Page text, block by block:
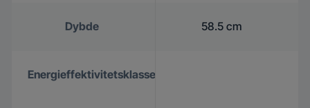
Dybde 58.5 cm
Energieffektivitetsklasse